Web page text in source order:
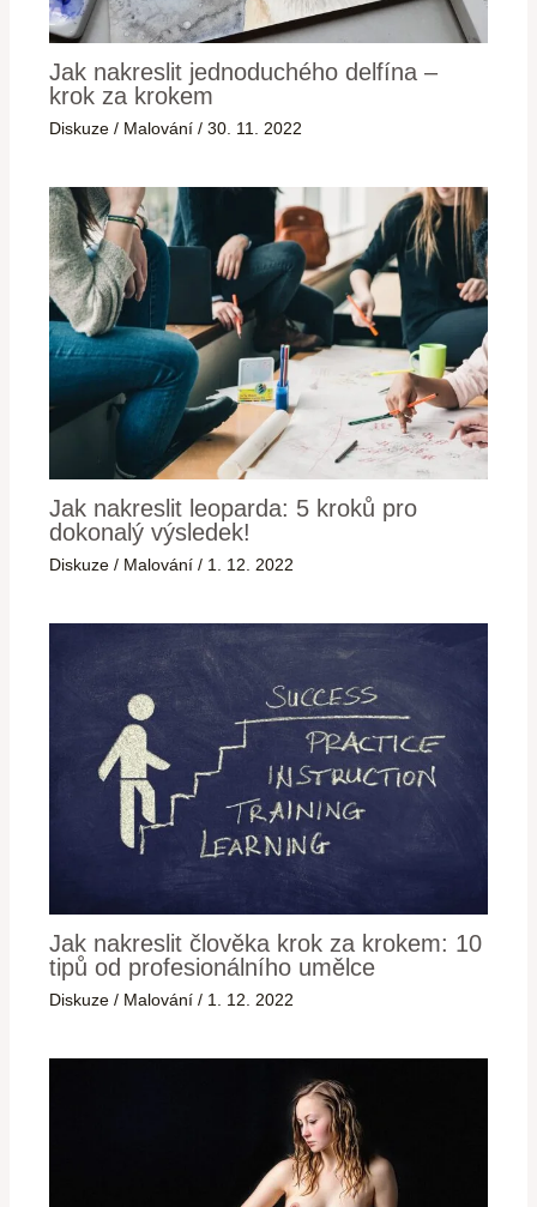
Jak nakreslit jednoduchého delfína –
krok za krokem
Diskuze / Malování /30. 11. 2022
Jak nakreslit leoparda: 5 kroků pro
dokonalý výsledek!
Diskuze / Malování / 1. 12. 2022
Jak nakreslit člověka krok za krokem: 10
tipů od profesionálního umělce
Diskuze / Malování / 1. 12. 2022